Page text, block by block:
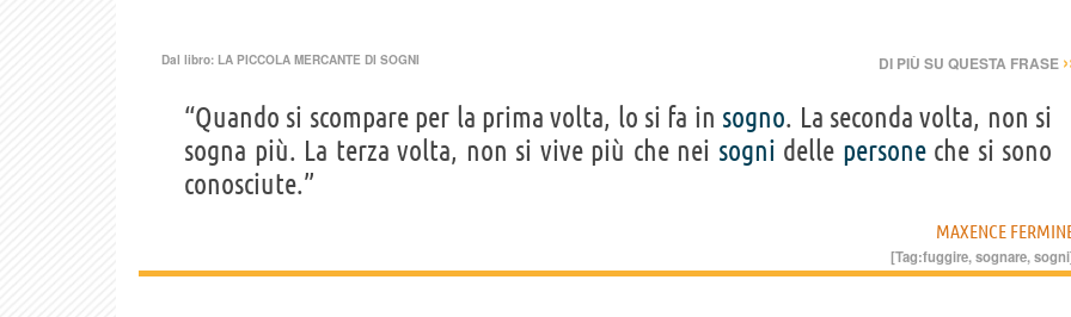
Dal libro: LA PICCOLA MERCANTE DI SOGNI DI PIÙ SU QUESTA FRASE
“Quando si scompare per la prima volta, lo si fa in sogno. La seconda volta, non si
sogna più. La terza volta, non si vive più che nei sogni delle personeche si sono
conosciute.”
MAXENCE
[Tag:fuggire,sognare,sogni